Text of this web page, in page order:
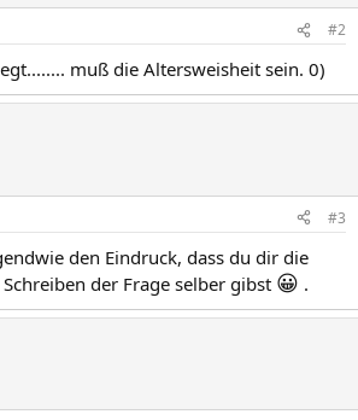
#2
muß die Altersweisheit sein. 0)
#3
den Eindruck, dass du dir die
der Frage selber gibst 😀 .